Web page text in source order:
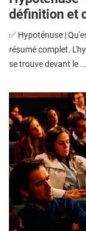
définition et
✅ Hypoténuse |
résumé complet.
se trouve devant le